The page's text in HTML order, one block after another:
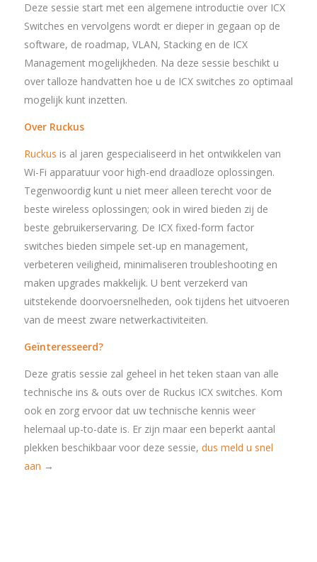
Deze sessie start met een algemene introductie over ICX
Switches en vervolgens wordt er dieper in gegaan op de
software, de roadmap, VLAN, Stacking en de ICX
Management mogelijkheden. Na deze sessie beschikt u
over talloze handvatten hoe u de ICX switches zo optimaal
mogelijk kunt inzetten.
Over Ruckus
Ruckus is al jaren gespecialiseerd in het ontwikkelen van
Wi-Fi apparatuur voor high-end draadloze oplossingen.
Tegenwoordig kunt u niet meer alleen terecht voor de
beste wireless oplossingen; ook in wired bieden zij de
beste gebruikerservaring. De ICX fixed-form factor
switches bieden simpele set-up en management,
verbeteren veiligheid, minimaliseren troubleshooting en
maken upgrades makkelijk. U bent verzekerd van
uitstekende doorvoersnelheden, ook tijdens het uitvoeren
van de meest zware netwerkactiviteiten.
Geïnteresseerd?
Deze gratis sessie zal geheel in het teken staan van alle
technische ins & outs over de Ruckus ICX switches. Kom
ook en zorg ervoor dat uw technische kennis weer
helemaal up-to-date is. Er zijn maar een beperkt aantal
plekken beschikbaar voor deze sessie, dus meld u snel
aan →